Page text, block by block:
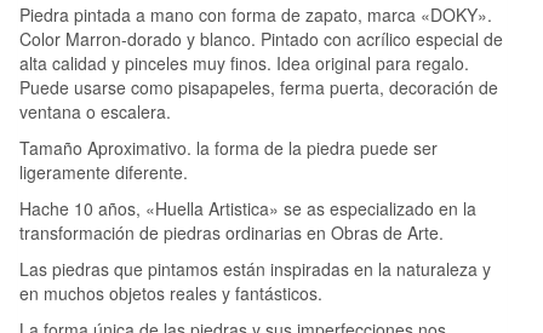
Piedra pintada a mano con forma de zapato, marca «DOKY».
Color Marron-dorado y blanco. Pintado con acrílico especial de
alta calidad y pinceles muy finos. Idea original para regalo.
Puede usarse como pisapapeles, ferma puerta, decoración de
ventana o escalera.
Tamaño Aproximativo. la forma de la piedra puede ser
ligeramente diferente.
Hache 10 años, «Huella Artistica» se as especializado en la
transformación de piedras ordinarias en Obras de Arte.
Las piedras que pintamos están inspiradas en la naturaleza y
en muchos objetos reales y fantásticos.